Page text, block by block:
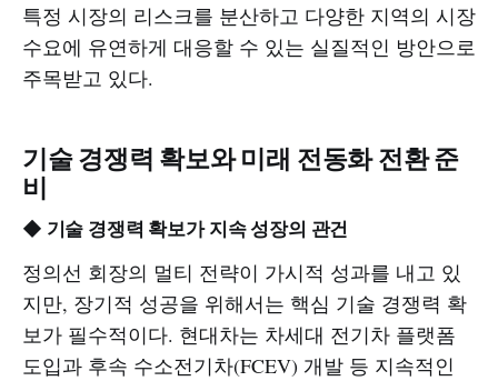
특정 시장의 리스크를 분산하고 다양한 지역의 시장
수요에 유연하게 대응할 수 있는 실질적인 방안으로
주목받고 있다.
기술 경쟁력 확보와 미래 전동화 전환 준
비
◆ 기술 경쟁력 확보가 지속 성장의 관건
정의선 회장의 멀티 전략이 가시적 성과를 내고 있
지만, 장기적 성공을 위해서는 핵심 기술 경쟁력 확
보가 필수적이다. 현대차는 차세대 전기차 플랫폼
도입과 후속 수소전기차(FCEV) 개발 등 지속적인